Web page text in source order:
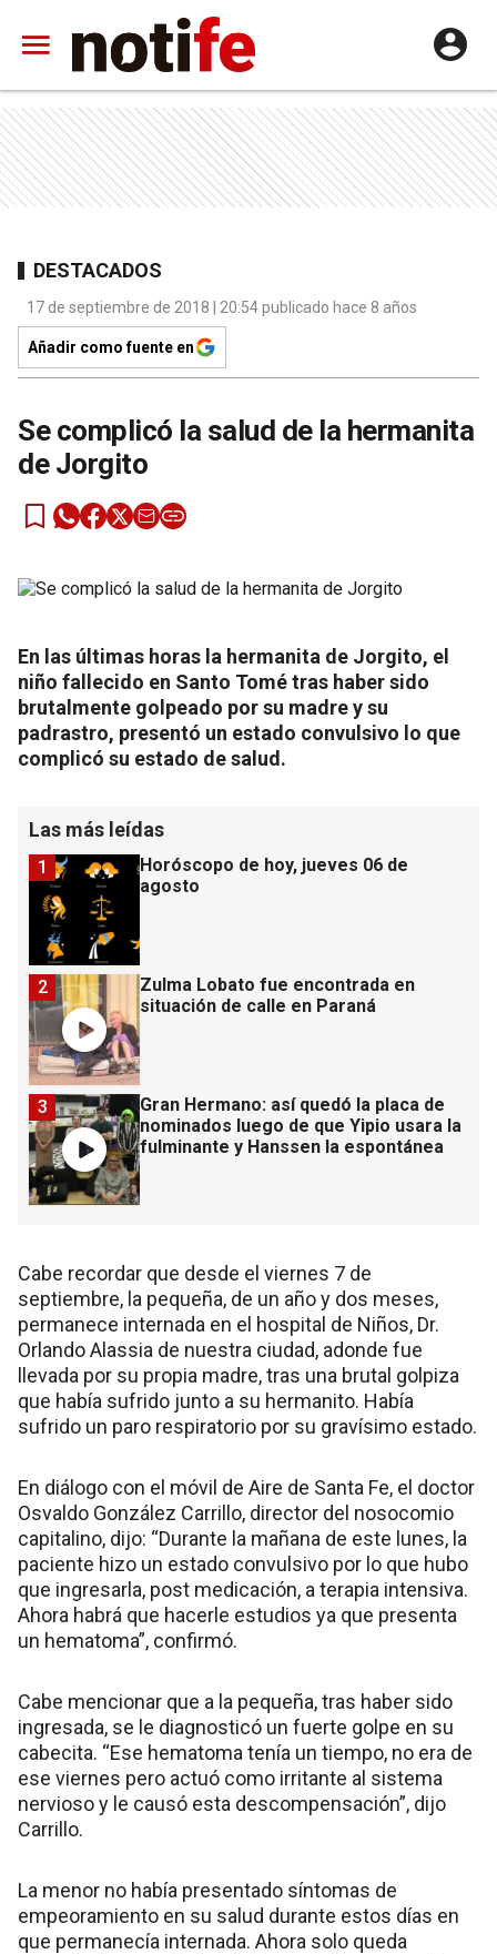
DESTACADOS
17 de septiembre de 2018 | 20:54 publicado hace 8 años
Añadir como fuente en
Se complicó la salud de la hermanita
de Jorgito
En las últimas horas la hermanita de Jorgito, el
niño fallecido en Santo Tomé tras haber sido
brutalmente golpeado por su madre y su
padrastro, presentó un estado convulsivo lo que
complicó su estado de salud.
Las más leídas
Horóscopo de hoy, jueves 06 de
agosto
1
Zulma Lobato fue encontrada en
situación de calle en Paraná
2
Gran Hermano: así quedó la placa de
nominados luego de que Yipio usara la
fulminante y Hanssen la espontánea
3
Cabe recordar que desde el viernes 7 de
septiembre, la pequeña, de un año y dos meses,
permanece internada en el hospital de Niños, Dr.
Orlando Alassia de nuestra ciudad, adonde fue
llevada por su propia madre, tras una brutal golpiza
que había sufrido junto a su hermanito. Había
sufrido un paro respiratorio por su gravísimo estado.
En diálogo con el móvil de Aire de Santa Fe, el doctor
Osvaldo González Carrillo, director del nosocomio
capitalino, dijo: “Durante la mañana de este lunes, la
paciente hizo un estado convulsivo por lo que hubo
que ingresarla, post medicación, a terapia intensiva.
Ahora habrá que hacerle estudios ya que presenta
un hematoma”, confirmó.
Cabe mencionar que a la pequeña, tras haber sido
ingresada, se le diagnosticó un fuerte golpe en su
cabecita. “Ese hematoma tenía un tiempo, no era de
ese viernes pero actuó como irritante al sistema
nervioso y le causó esta descompensación”, dijo
Carrillo.
La menor no había presentado síntomas de
empeoramiento en su salud durante estos días en
que permanecía internada. Ahora solo queda